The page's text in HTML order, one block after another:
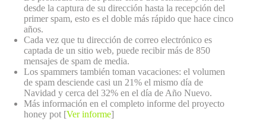
desde la captura de su dirección hasta la recepción del
primer spam, esto es el doble más rápido que hace cinco
años.
Cada vez que tu dirección de correo electrónico es
captada de un sitio web, puede recibir más de 850
mensajes de spam de media.
Los spammers también toman vacaciones: el volumen
de spam desciende casi un 21% el mismo día de
Navidad y cerca del 32% en el día de Año Nuevo.
Más información en el completo informe del proyecto
honey pot [Ver informe]